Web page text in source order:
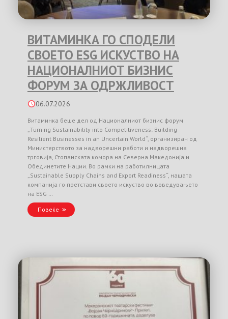
ВИТАМИНКА ГО СПОДЕЛИ
СВОЕТО ESG ИСКУСТВО НА
НАЦИОНАЛНИОТ БИЗНИС
ФОРУМ ЗА ОДРЖЛИВОСТ
06.07.2026
Витаминка беше дел од Националниот бизнис форум
„Turning Sustainability into Competitiveness: Building
Resilient Businesses in an Uncertain World“, организиран од
Министерството за надворешни работи и надворешна
трговија, Стопанската комора на Северна Македонија и
Обединетите Нации. Во рамки на работилницата
„Sustainable Supply Chains and Export Readiness“, нашата
компанија го претстави своето искуство во воведувањето
на ESG …
Повеќе